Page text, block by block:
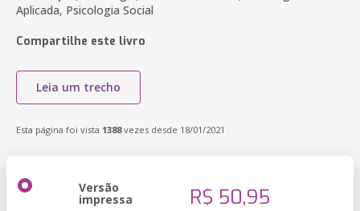
Aplicada, Psicologia Social
Compartilhe este livro
Leia um trecho
Esta página foi vista 1388vezes desde 18/01/2021
Versão
impressa R$ 50,95